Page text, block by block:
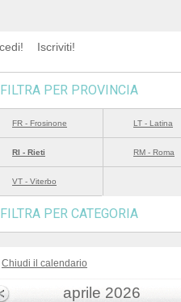
Iscriviti!
FILTRA PER PROVINCIA
FR - Frosinone LT - Latina
RI - Rieti RM - Roma
VT - Viterbo
FILTRA PER CATEGORIA
Chiudi il calendario
aprile 2026